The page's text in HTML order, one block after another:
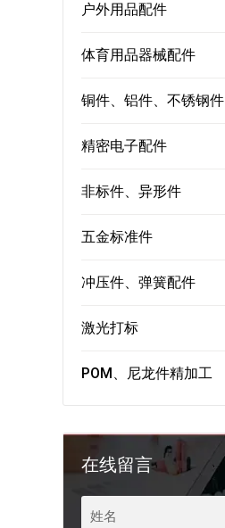
户外用品配件
体育用品器械配件
铜件、铝件、不锈钢件
精密电子配件
非标件、异形件
五金标准件
冲压件、弹簧配件
激光打标
POM、尼龙件精加工
在线留言